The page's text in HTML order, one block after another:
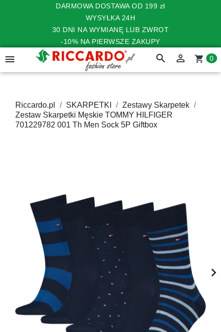
DARMOWA DOSTAWA OD 199 zł
WYSYŁKA 24H
30 DNI NA WYMIANĘ LUB ZWROT
-10% NA PIERWSZE ZAKUPY
 search  shopping_cart 0
Riccardo.pl SKARPETKI
Zestawy Skarpetek
Zestaw Skarpetki Męskie TOMMY HILFIGER
701229782 001 Th Men Sock 5P Giftbox
